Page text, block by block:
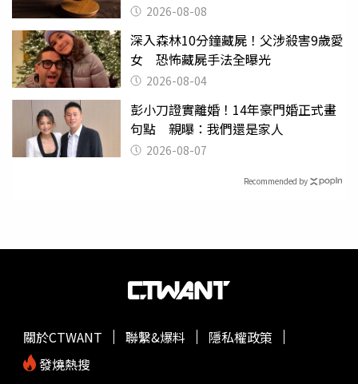
2026-08-08
深入森林10分鐘藏屍！父涉殺害9歲愛
女 恐怖藏屍手法全曝光
2026-08-04
彭小刀證實離婚！14年豪門婚正式畫
句點 親曝：我們還是家人
2026-08-07
Recommended by
關於CTWANT 聯繫&爆料
隱私權政策
發燒熱搜